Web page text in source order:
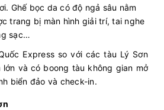
Ghế bọc da có độ ngả sâu nằm
trang bị màn hình giải trí, tai nghe
sạc…
Express so với các tàu Lý Sơn
và có boong tàu không gian mở
biển đảo và check-in.